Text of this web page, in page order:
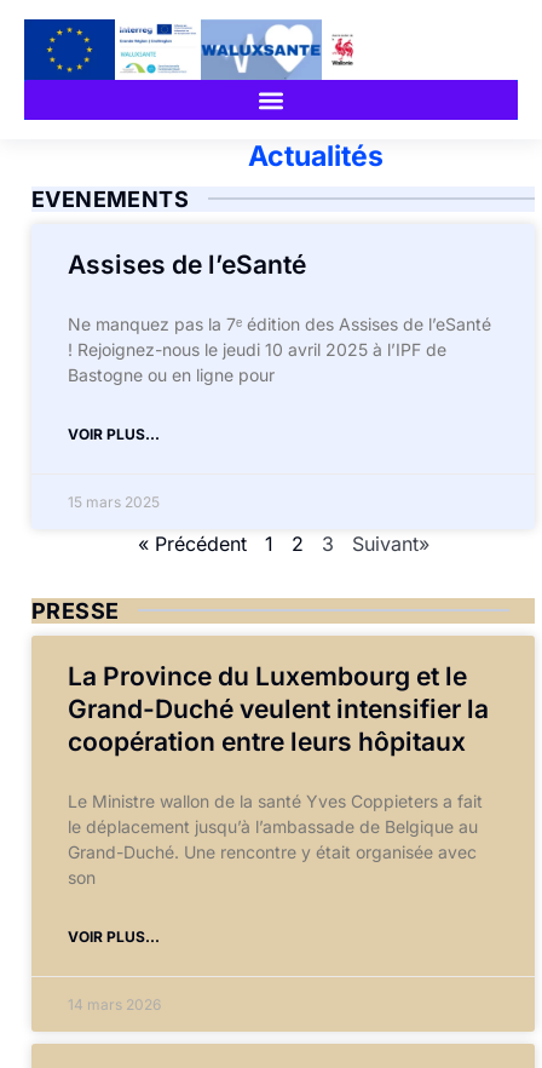
Actualités
EVENEMENTS
Assises de l’eSanté
Ne manquez pas la 7ᵉ édition des Assises de l’eSanté
! Rejoignez-nous le jeudi 10 avril 2025 à l’IPF de
Bastogne ou en ligne pour
VOIR PLUS...
15 mars 2025
« Précédent 1 2 3 Suivant»
PRESSE
La Province du Luxembourg et le
Grand-Duché veulent intensifier la
coopération entre leurs hôpitaux
Le Ministre wallon de la santé Yves Coppieters a fait
le déplacement jusqu’à l’ambassade de Belgique au
Grand-Duché. Une rencontre y était organisée avec
son
VOIR PLUS...
14 mars 2026